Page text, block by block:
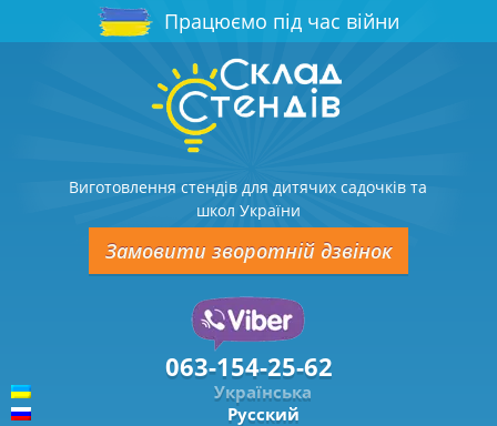
Працюємо під час війни
Виготовлення стендів для дитячих садочків та
школ України
Замовити зворотній дзвінок
063-154-25-62
Українська
Русский